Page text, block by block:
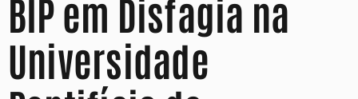
BIP em Disfagia na
Universidade